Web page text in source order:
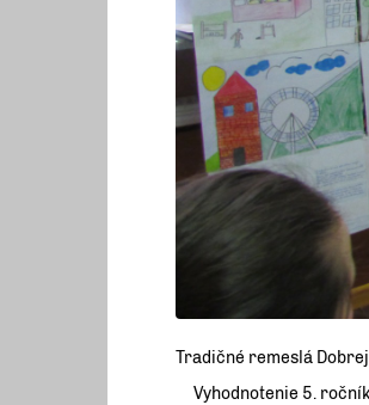
Tradičné remeslá
Vyhodnotenie 5.